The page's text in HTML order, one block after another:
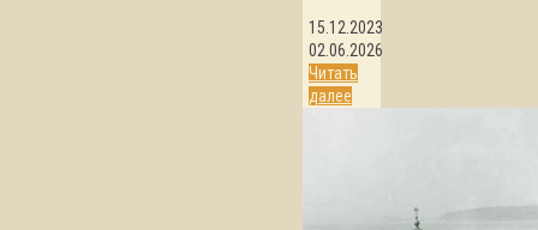
15.12.2023
02.06.2026
Читать
далее